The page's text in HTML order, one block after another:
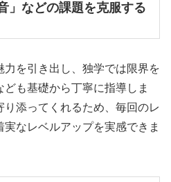
」などの課題を克服する
を引き出し、独学では限界を
も基礎から丁寧に指導しま
添ってくれるため、毎回のレ
なレベルアップを実感できま